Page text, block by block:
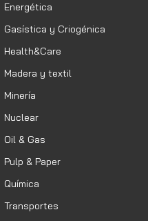
Energética
Gasística y Criogénica
Health&Care
Madera y textil
Minería
Nuclear
Oil & Gas
Pulp & Paper
Química
Transportes